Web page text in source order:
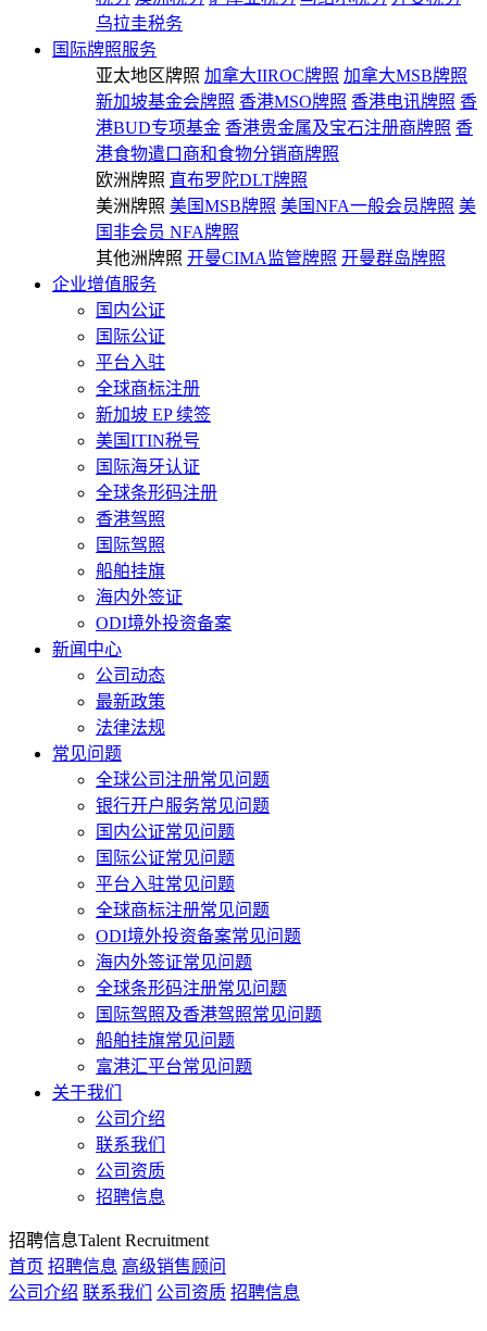
乌拉圭税务
国际牌照服务
亚太地区牌照 加拿大IIROC牌照 加拿大MSB牌照
新加坡基金会牌照 香港MSO牌照 香港电讯牌照 香
港BUD专项基金 香港贵金属及宝石注册商牌照 香
港食物遣口商和食物分销商牌照
欧洲牌照 直布罗陀DLT牌照
美洲牌照 美国MSB牌照 美国NFA一般会员牌照 美
国非会员 NFA牌照
其他洲牌照 开曼CIMA监管牌照 开曼群岛牌照
企业增值服务
国内公证
国际公证
平台入驻
全球商标注册
新加坡 EP 续签
美国ITIN税号
国际海牙认证
全球条形码注册
香港驾照
国际驾照
船舶挂旗
海内外签证
ODI境外投资备案
新闻中心
公司动态
最新政策
法律法规
常见问题
全球公司注册常见问题
银行开户服务常见问题
国内公证常见问题
国际公证常见问题
平台入驻常见问题
全球商标注册常见问题
ODI境外投资备案常见问题
海内外签证常见问题
全球条形码注册常见问题
国际驾照及香港驾照常见问题
船舶挂旗常见问题
富港汇平台常见问题
关于我们
公司介绍
联系我们
公司资质
招聘信息
招聘信息Talent Recruitment
首页 招聘信息 高级销售顾问
公司介绍 联系我们 公司资质 招聘信息